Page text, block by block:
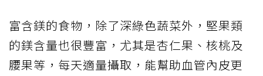
富含鎂的食物，除了深綠色蔬菜外，堅果類
的鎂含量也很豐富，尤其是杏仁果、核桃及
腰果等，每天適量攝取，能幫助血管內皮更